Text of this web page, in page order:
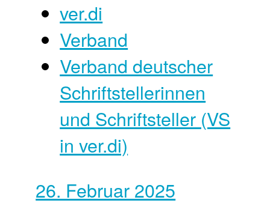
ver.di
Verband
Verband deutscher
Schriftstellerinnen
und Schriftsteller (VS
in ver.di)
26. Februar 2025